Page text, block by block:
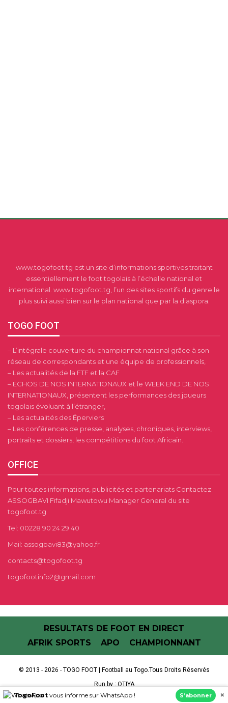
www.togofoot.tg est un site d’informations sportives traitant
essentiellement le foot togolais à l’échelle national et
international. www.togofoot.tg, l’un des sites sportifs du genre le
plus suivi aussi bien sur le plan national que par la diaspora.
TOGO FOOT
– L’intégrale couverture du championnat national grâce à son
réseau de correspondants et une équipe de professionnels,
– Les actualités de la FTF et la CAF
– ECHOS DE NOS INTERNATIONAUX et le WEEK END DE NOS
INTERNATIONAUX, présentent les performances des joueurs
togolais évoluant à l’étranger,
– Les actualités des Éperviers
– Les conférences de presse, analyses, chroniques, interviews,
portraits et dossiers, les compétitions du foot Africain.
OFFICE
Pour toutes informations, publicités et partenariats Contactez
ASSOGBAVI Fifadji Mawutowu Manager General du site
togofoot.tg
Tel: 00228 90 24 29 40
Mail: assogbavi83@yahoo.fr
contacts@togofoot.tg
togofootinfo2@gmail.com
RESULTATS DE FOOT EN DIRECT
AFRIK SPORTS
APO CHAMPIONNANT
© 2013 - 2026 - TOGO FOOT | Football au Togo.Tous Droits Réservés
Run by : OTIYA
TogoFoot vous informe sur WhatsApp ! S’abonner ×